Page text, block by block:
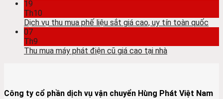
19
Th10
Dịch vụ thu mua phế liệu sắt giá cao, uy tín toàn quốc
07
Th9
Thu mua máy phát điện cũ giá cao tại nhà
Công ty cổ phần dịch vụ vận chuyển Hùng Phát Việt Nam